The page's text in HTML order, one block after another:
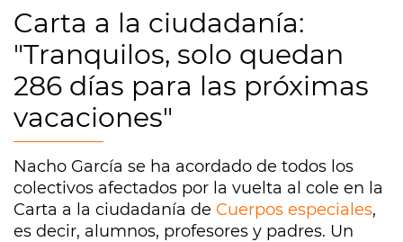
Carta a la ciudadanía:
"Tranquilos, solo quedan
286 días para las próximas
vacaciones"
Nacho García se ha acordado de todos los
colectivos afectados por la vuelta al cole en la
Carta a la ciudadanía de Cuerpos especiales,
es decir, alumnos, profesores y padres. Un